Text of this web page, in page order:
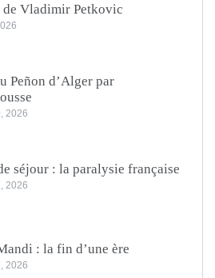
de Vladimir Petkovic
Peñon d’Alger par
2026
séjour : la paralysie française
2026
: la fin d’une ère
2026